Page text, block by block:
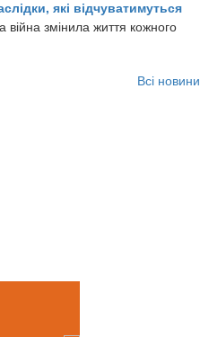
які відчуватимуться
змінила життя кожного
Всі новини